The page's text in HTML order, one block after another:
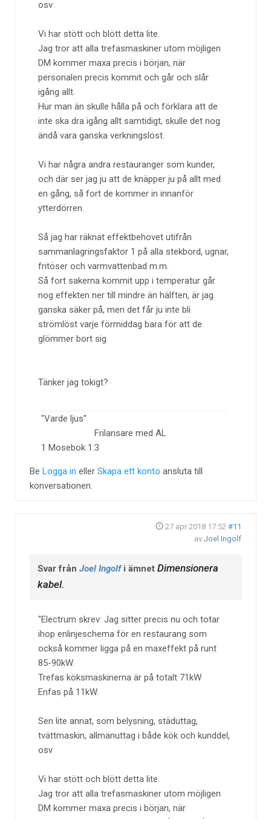
osv
Vi har stött och blött detta lite.
Jag tror att alla trefasmaskiner utom möjligen
DM kommer maxa precis i början, när
personalen precis kommit och går och slår
igång allt.
Hur man än skulle hålla på och förklara att de
inte ska dra igång allt samtidigt, skulle det nog
ändå vara ganska verkningslöst.
Vi har några andra restauranger som kunder,
och där ser jag ju att de knäpper ju på allt med
en gång, så fort de kommer in innanför
ytterdörren.
Så jag har räknat effektbehovet utifrån
sammanlagringsfaktor 1 på alla stekbord, ugnar,
fritöser och varmvattenbad m.m.
Så fort sakerna kommit upp i temperatur går
nog effekten ner till mindre än hälften, är jag
ganska säker på, men det får ju inte bli
strömlöst varje förmiddag bara för att de
glömmer bort sig.
Tänker jag tokigt?
"Varde ljus"
Frilansare med AL
1 Mosebok 1:3
Be Logga in eller Skapa ett konto ansluta till
konversationen.
27 apr 2018 17:52 #11
av Joel Ingolf
Svar från Joel Ingolfi ämnet Dimensionera
kabel.
Electrum skrev: Jag sitter precis nu och totar
ihop enlinjeschema för en restaurang som
också kommer ligga på en maxeffekt på runt
85-90kW.
Trefas köksmaskinerna är på totalt 71kW
Enfas på 11kW.
Sen lite annat, som belysning, städuttag,
tvättmaskin, allmänuttag i både kök och kunddel,
osv
Vi har stött och blött detta lite.
Jag tror att alla trefasmaskiner utom möjligen
DM kommer maxa precis i början, när